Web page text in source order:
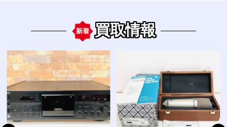
新着 買取情報